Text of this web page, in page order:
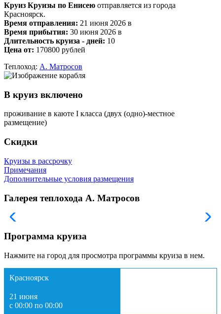
Круиз Круизы по Енисею отправляется из города
Красноярск.
Время отправления: 21 июня 2026 в
Время прибытия: 30 июня 2026 в
Длительность круиза - дней: 10
Цена от: 170800 рублей
Теплоход: А. Матросов
В круиз включено
проживание в каюте I класса (двух (одно)-местное
размещение)
Скидки
Круизы в рассрочку
Примечания
Дополнительные условия размещения
Галерея теплохода А. Матросов
Программа круиза
Нажмите на город для просмотра программы круиза в нем.
Красноярск
21 июня
с 00:00 по 00:00